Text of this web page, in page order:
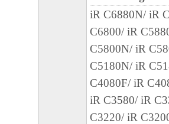
ンの関連会社、それら
損害の可能性について
(3) キヤノン、キヤノ
れらの販売代理店また
ェア」、または「本ソ
連してお客様と第三者
ても、一切責任を負わ
iR C6880N/ iR
C6800/ iR
C5800N/ iR
C5180N/ iR
C4080F/ iR
iR C3580/ iR
C3220/ iR